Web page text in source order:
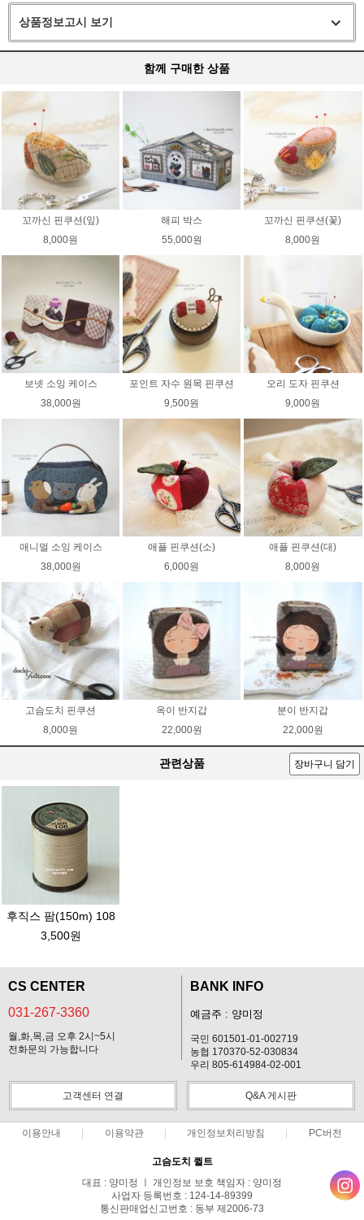
상품정보고시 보기
함께 구매한 상품
꼬까신 핀쿠션(잎)
8,000원
해피 박스
55,000원
꼬까신 핀쿠션(꽃)
8,000원
보넷 소잉 케이스
38,000원
포인트 자수 원목 핀쿠션
9,500원
오리 도자 핀쿠션
9,000원
애니멀 소잉 케이스
38,000원
애플 핀쿠션(소)
6,000원
애플 핀쿠션(대)
8,000원
고슴도치 핀쿠션
8,000원
옥이 반지갑
22,000원
분이 반지갑
22,000원
관련상품 장바구니 담기
후직스 팜(150m) 108
3,500원
CS CENTER
031-267-3360
월,화,목,금 오후 2시~5시
전화문의 가능합니다
BANK INFO
예금주 : 양미정
국민 601501-01-002719
농협 170370-52-030834
우리 805-614984-02-001
고객센터 연결 Q&A 게시판
이용안내 이용약관 개인정보처리방침 PC버전
고슴도치 퀼트
대표 : 양미정 ㅣ 개인정보 보호 책임자 : 양미정
사업자 등록번호 : 124-14-89399
통신판매업신고번호 : 동부 제2006-73